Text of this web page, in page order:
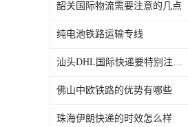
韶关国际物流需要注意的几点
纯电池铁路运输专线
汕头DHL国际快递要特别注意几点
佛山中欧铁路的优势有哪些
珠海伊朗快递的时效怎么样